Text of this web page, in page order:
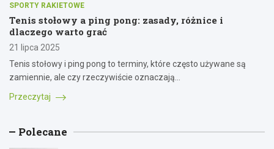
SPORTY RAKIETOWE
Tenis stołowy a ping pong: zasady, różnice i
dlaczego warto grać
21 lipca 2025
Tenis stołowy i ping pong to terminy, które często używane są
zamiennie, ale czy rzeczywiście oznaczają…
Przeczytaj
Polecane